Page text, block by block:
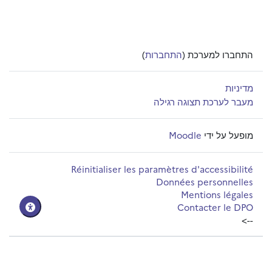
התחברו למערכת (התחברות)
מדיניות
מעבר לערכת תצוגה רגילה
מופעל על ידי Moodle
Réinitialiser les paramètres d'accessibilité
Données personnelles
Mentions légales
Contacter le DPO
-->